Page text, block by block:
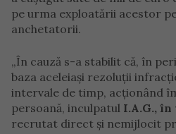
pe urma exploatării acestor
anchetatorii.
„În cauză s-a stabilit că, în
baza aceleiaşi rezoluţii
intervale de timp, acţionând
persoană, inculpatul I.A.G., în
recrutat direct şi nemijlocit